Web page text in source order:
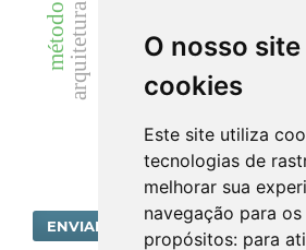
O nosso site
cookies
Este site utiliza
tecnologias de
melhorar sua
navegação para
propósitos: para
diálogo
afetos.
ENVIAR SUBMISSÃO